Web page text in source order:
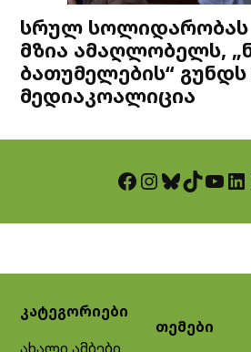
სრულ სოლიდარობას
მზია ამაღლობელს,
ბათუმელების“ გუნდს
მედიაკოალიცია
Facebook InstagramBluesky TikTok YouTube LinkedIn
კატეგორიები
ახალი ამბები
თემები